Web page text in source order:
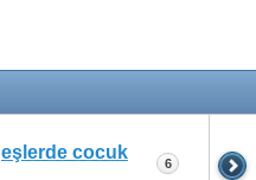
eşlerde cocuk
6